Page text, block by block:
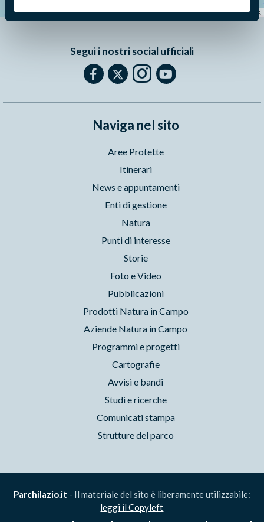
Leaflet|©OpenStreetMapcontributors
Segui i nostri social ufficiali
Naviga nel sito
Aree Protette
Itinerari
News e appuntamenti
Enti di gestione
Natura
Punti di interesse
Storie
Foto e Video
Pubblicazioni
Prodotti Natura in Campo
Aziende Natura in Campo
Programmi e progetti
Cartografie
Avvisi e bandi
Studi e ricerche
Comunicati stampa
Strutture del parco
Parchilazio.it - Il materiale del sito è liberamente utilizzabile:
leggi il Copyleft